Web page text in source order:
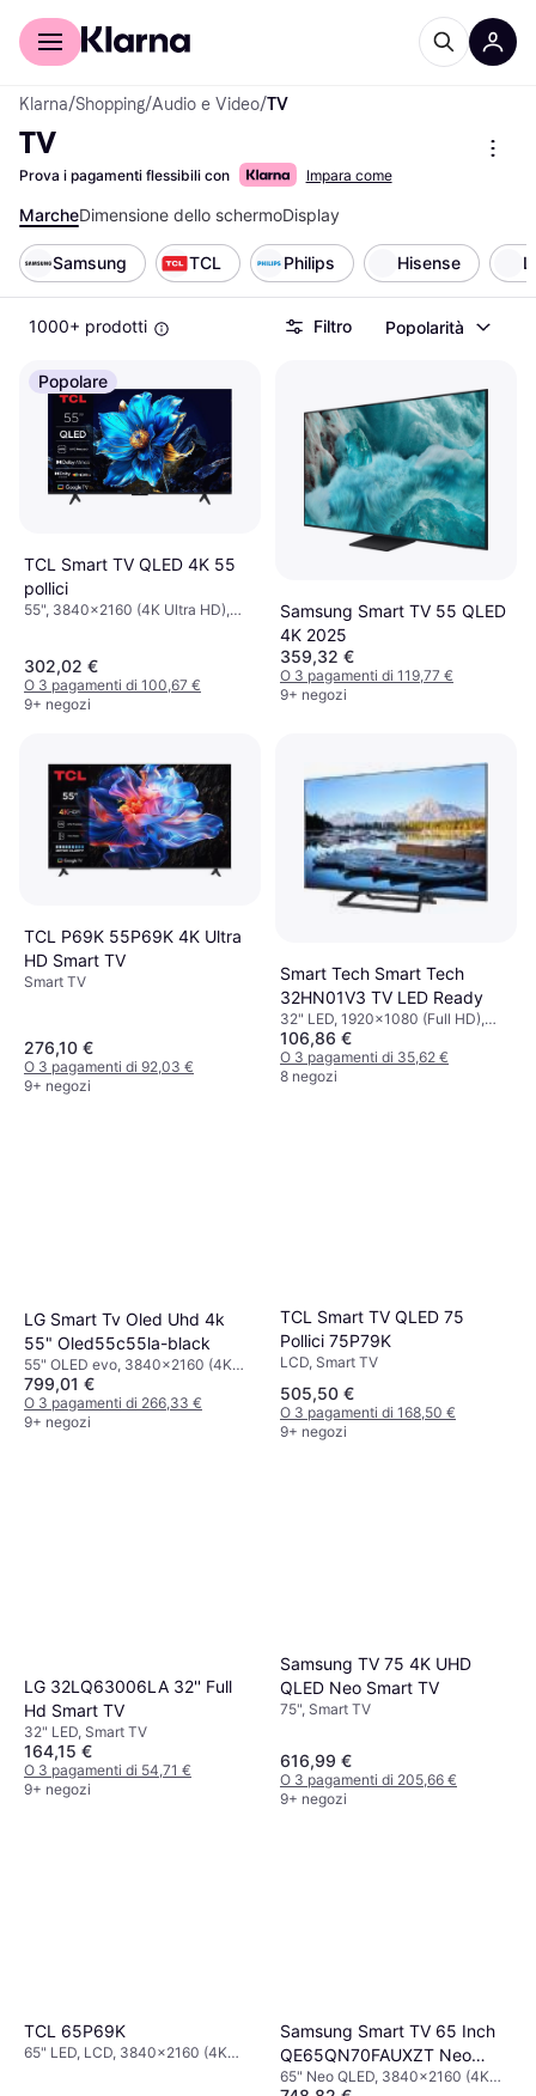
Per il tuo shopping
Klarna/Shopping/Audio e Video/TV
TV
Prova i pagamenti flessibili con Impara come
MarcheDimensione dello schermoDisplay
Samsung TCL Philips Hisense
1000+ prodotti Filtro Popolarità
Popolare
TCL Smart TV QLED 4K 55
pollici
55", 3840x2160 (4K Ultra HD),
302,02 €
O 3 pagamenti di 100,67 €
9+ negozi
Samsung Smart TV 55 QLED
4K 2025
359,32 €
O 3 pagamenti di 119,77 €
9+ negozi
TCL P69K 55P69K 4K Ultra
HD Smart TV
Smart TV
276,10 €
O 3 pagamenti di 92,03 €
9+ negozi
Smart Tech Smart Tech
32HN01V3 TV LED Ready
32" LED, 1920x1080 (Full HD),
1366x768, 1280x720 (HD)
106,86 €
O 3 pagamenti di 35,62 €
8 negozi
LG Smart Tv Oled Uhd 4k
55" Oled55c55la-black
55" OLED evo, 3840x2160 (4K
Ultra HD), Smart TV
799,01 €
O 3 pagamenti di 266,33 €
9+ negozi
TCL Smart TV QLED 75
Pollici 75P79K
LCD, Smart TV
505,50 €
O 3 pagamenti di 168,50 €
9+ negozi
LG 32LQ63006LA 32'' Full
Hd Smart TV
32" LED, Smart TV
164,15 €
O 3 pagamenti di 54,71 €
9+ negozi
Samsung TV 75 4K UHD
QLED Neo Smart TV
75", Smart TV
616,99 €
O 3 pagamenti di 205,66 €
9+ negozi
TCL 65P69K
65" LED, LCD, 3840x2160 (4K
Samsung Smart TV 65 Inch
QE65QN70FAUXZT Neo
QLED 4K
65" Neo QLED, 3840x2160 (4K